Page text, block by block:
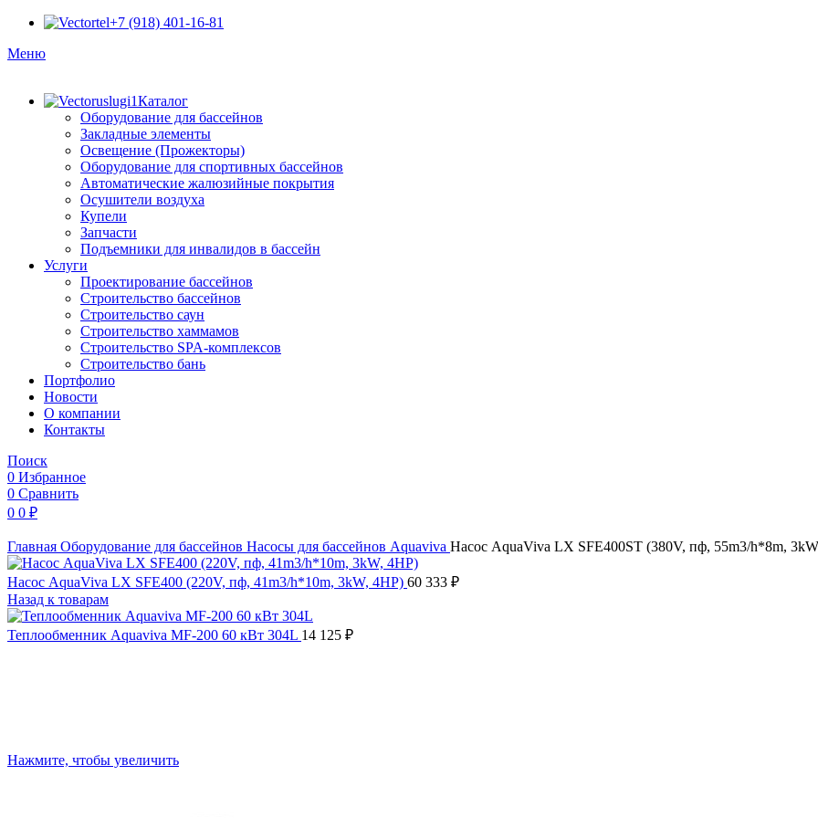
+7 (918) 401-16-81
Меню
Каталог
Оборудование для бассейнов
Закладные элементы
Освещение (Прожекторы)
Оборудование для спортивных бассейнов
Автоматические жалюзийные покрытия
Осушители воздуха
Купели
Запчасти
Подъемники для инвалидов в бассейн
Услуги
Проектирование бассейнов
Строительство бассейнов
Строительство саун
Строительство хаммамов
Строительство SPA-комплексов
Строительство бань
Портфолио
Новости
O компании
Контакты
Поиск
0 Избранное
0 Сравнить
0 0 ₽
Главная Оборудование для бассейнов Насосы для бассейнов Aquaviva Насос AquaViva LX SFE400ST (380V, пф, 55m3/h*8m,
Насос AquaViva LX SFE400 (220V, пф, 41m3/h*10m, 3kW, 4HP) 60 333 ₽
Назад к товарам
Теплообменник Aquaviva MF-200 60 кВт 304L 14 125 ₽
Нажмите, чтобы увеличить